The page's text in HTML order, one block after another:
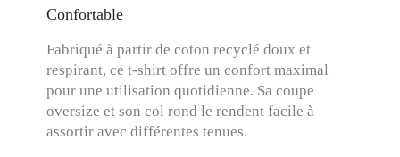
Confortable
Fabriqué à partir de coton recyclé doux et
respirant, ce t-shirt offre un confort maximal
pour une utilisation quotidienne. Sa coupe
oversize et son col rond le rendent facile à
assortir avec différentes tenues.